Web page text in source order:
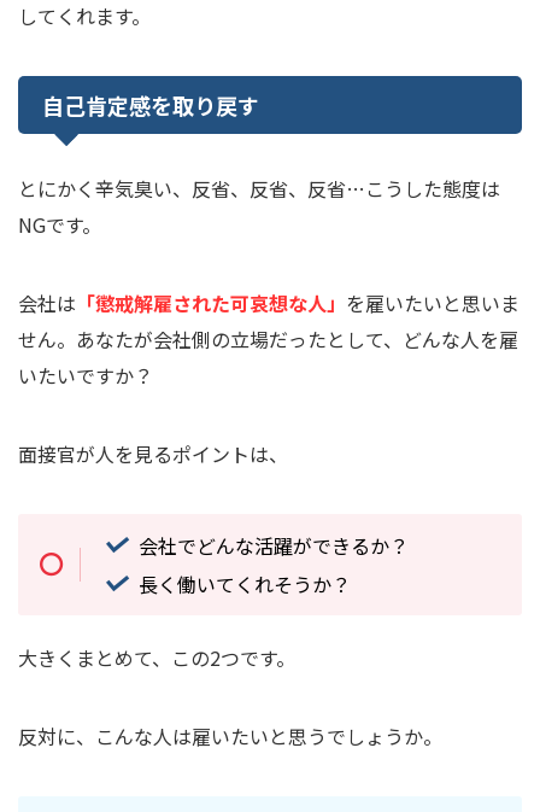
してくれます。
自己肯定感を取り戻す
とにかく辛気臭い、反省、反省、反省…こうした態度は
NGです。
会社は 「懲戒解雇された可哀想な人」 を雇いたいと思いま
せん。あなたが会社側の立場だったとして、どんな人を雇
いたいですか？
面接官が人を見るポイントは、
会社でどんな活躍ができるか？
長く働いてくれそうか？
大きくまとめて、この2つです。
反対に、こんな人は雇いたいと思うでしょうか。